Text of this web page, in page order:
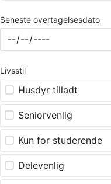
Seneste overtagelsesdato
Livsstil
Husdyr tilladt
Seniorvenlig
Kun for studerende
Delevenlig